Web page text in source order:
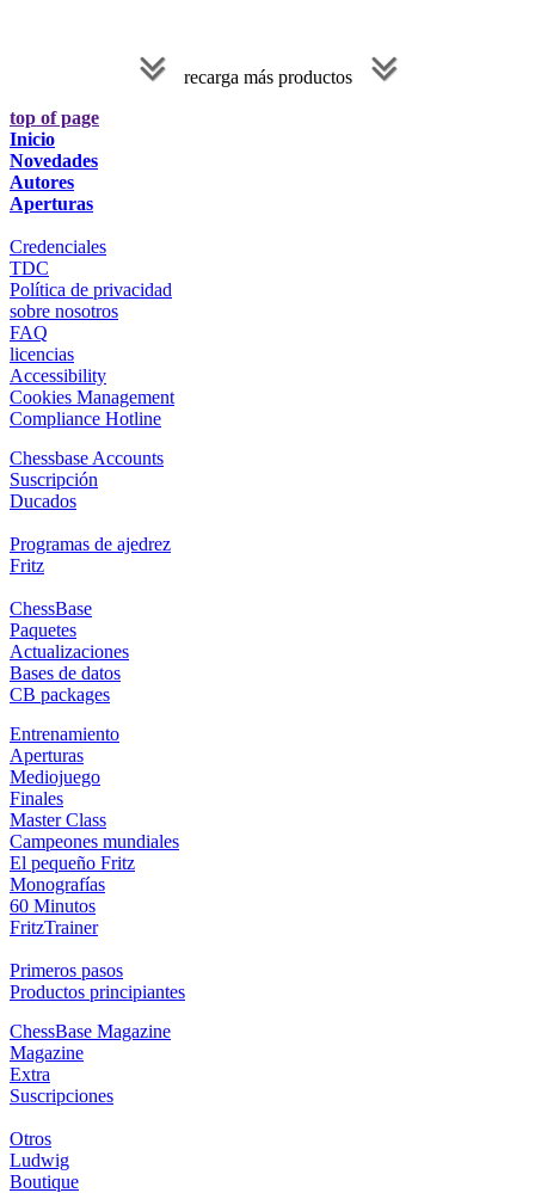
recarga más productos
top of page
Inicio
Novedades
Autores
Aperturas
Credenciales
TDC
Política de privacidad
sobre nosotros
FAQ
licencias
Accessibility
Cookies Management
Compliance Hotline
Chessbase Accounts
Suscripción
Ducados
Programas de ajedrez
Fritz
ChessBase
Paquetes
Actualizaciones
Bases de datos
CB packages
Entrenamiento
Aperturas
Mediojuego
Finales
Master Class
Campeones mundiales
El pequeño Fritz
Monografías
60 Minutos
FritzTrainer
Primeros pasos
Productos principiantes
ChessBase Magazine
Magazine
Extra
Suscripciones
Otros
Ludwig
Boutique